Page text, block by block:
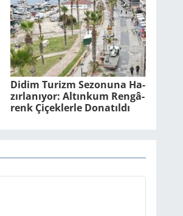
Didim Tu­rizm Se­zo­nu­na Ha­
zır­la­nı­yor: Al­tın­kum Ren­gâ­
renk Çi­çek­ler­le Do­na­tıl­dı